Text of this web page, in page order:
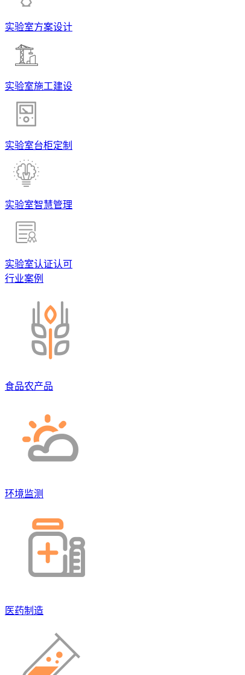
实验室方案设计
实验室施工建设
实验室台柜定制
实验室智慧管理
实验室认证认可
行业案例
食品农产品
环境监测
医药制造